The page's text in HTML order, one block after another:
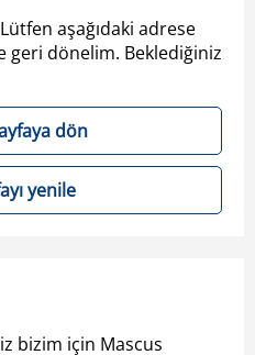
aşağıdaki adrese
geri dönelim. Beklediğiniz
dön
yenile
bizim için Mascus